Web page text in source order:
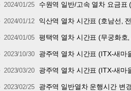
2024/01/25 수원역 일반/고속 열차 요금
2024/01/12 익산역 열차 시간표 (호남선,
2024/01/05 평택역 열차 시간표 (무궁화
2023/10/30 광주역 열차 시간표 (ITX-새마
2023/03/20 광주역 열차 시간표 (ITX-새마
2023/02/25 광주역 일반열차 운행시간 변